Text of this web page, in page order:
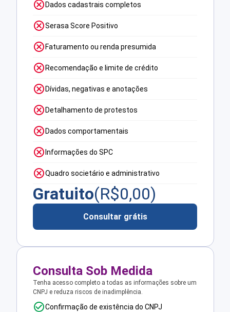
Dados cadastrais completos
Serasa Score Positivo
Faturamento ou renda presumida
Recomendação e limite de crédito
Dívidas, negativas e anotações
Detalhamento de protestos
Dados comportamentais
Informações do SPC
Quadro societário e administrativo
Gratuito(R$0,00)
Consultar grátis
Consulta Sob Medida
Tenha acesso completo a todas as informações sobre um
CNPJ e reduza riscos de inadimplência.
Confirmação de existência do CNPJ